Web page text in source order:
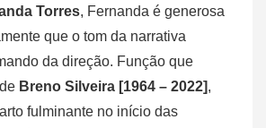
Torres, Fernanda é generosa
que o tom da narrativa
da direção. Função que
Breno Silveira [1964 – 2022],
fulminante no início das